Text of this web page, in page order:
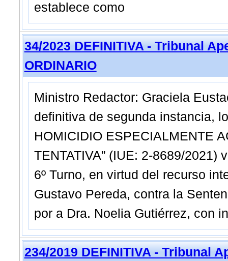
establece como
34/2023 DEFINITIVA - Tribunal
ORDINARIO
Ministro Redactor: Graciela
definitiva de segunda instancia,
HOMICIDIO ESPECIALMENTE
TENTATIVA” (IUE: 2-8689/
6º Turno, en virtud del recurso
Gustavo Pereda, contra la
por a Dra. Noelia Gutiérrez, con
234/2019 DEFINITIVA - Tribunal